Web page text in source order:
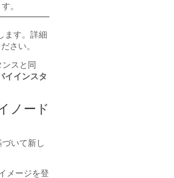
。
ます。詳細
さい。
スと同
イインスタ
ノード
いて新し
メージを登